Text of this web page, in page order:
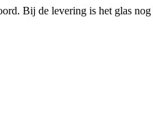
Bij de levering is het glas